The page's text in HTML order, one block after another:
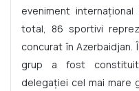
eveniment
total, 86 sportivi
concurat în Azerbaidjan.
grup a fost
delegației cel mai